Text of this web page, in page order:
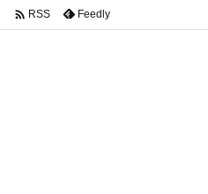
 RSS Feedly